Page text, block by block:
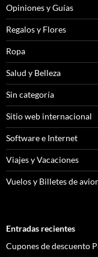
Opiniones y Guías
Regalos y Flores
Ropa
Salud y Belleza
Sin categoría
Sitio web internacional
Software e Internet
Viajes y Vacaciones
Vuelos y Billetes de
Entradas recientes
Cupones de descuento